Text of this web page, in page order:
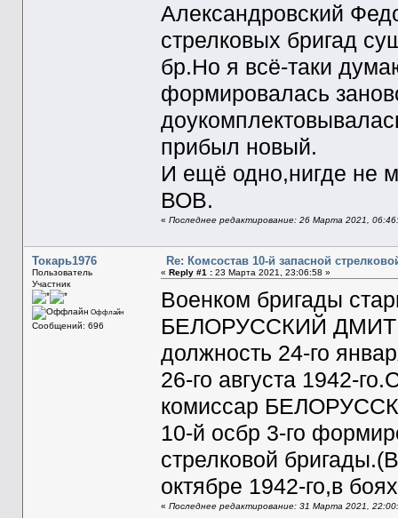
Александровский
стрелковых бригад
бр.Но я всё-таки
формировалась
прибыл новый.
И ещё одно,нигде не
ВОВ.
« Последнее редактирование: 26 Марта 2021,
Токарь1976
Пользователь
Участник
Оффлайн
Сообщений: 696
Re: Комсостав 10-й запасной
« Reply #1 :23 Марта 2021, 23:06:58 »
Военком бригады
БЕЛОРУССКИЙ
должность 24-го
26-го августа 1942-
комиссар
10-й осбр 3-го
стрелковой
октябре 1942-го,в
« Последнее редактирование: 31 Марта 2021,